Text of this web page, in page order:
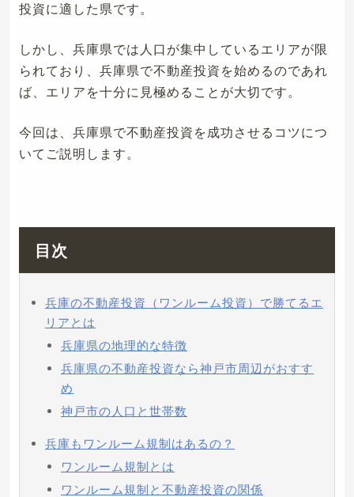
投資に適した県です。
しかし、兵庫県では人口が集中しているエリアが限
られており、兵庫県で不動産投資を始めるのであれ
ば、エリアを十分に見極めることが大切です。
今回は、兵庫県で不動産投資を成功させるコツにつ
いてご説明します。
目次
兵庫の不動産投資（ワンルーム投資）で勝てるエ
リアとは
兵庫県の地理的な特徴
兵庫県の不動産投資なら神戸市周辺がおすす
め
神戸市の人口と世帯数
兵庫もワンルーム規制はあるの？
ワンルーム規制とは
ワンルーム規制と不動産投資の関係